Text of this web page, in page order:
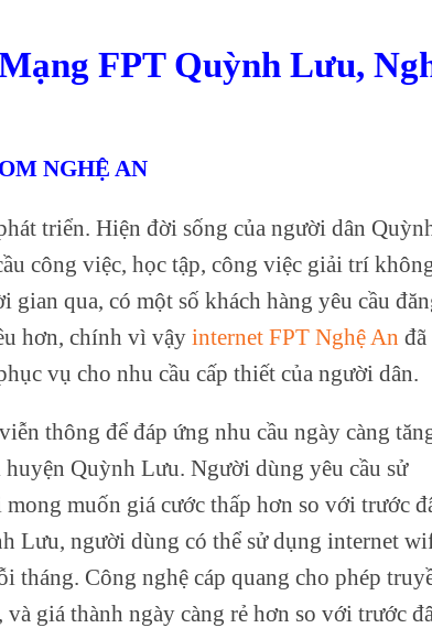
FPT Quỳnh Lưu,
NGHỆ AN
triển. Hiện đời sống của người dân
công việc, học tập, công việc giải trí
qua, có một số khách hàng yêu cầu
hơn, chính vì vậy internet FPT Nghệ An đã
vụ cho nhu cầu cấp thiết của người dân.
thông để đáp ứng nhu cầu ngày càng
Quỳnh Lưu. Người dùng yêu cầu sử
muốn giá cước thấp hơn so với trước
Lưu, người dùng có thể sử dụng internet
Công nghệ cáp quang cho phép
giá thành ngày càng rẻ hơn so với trước